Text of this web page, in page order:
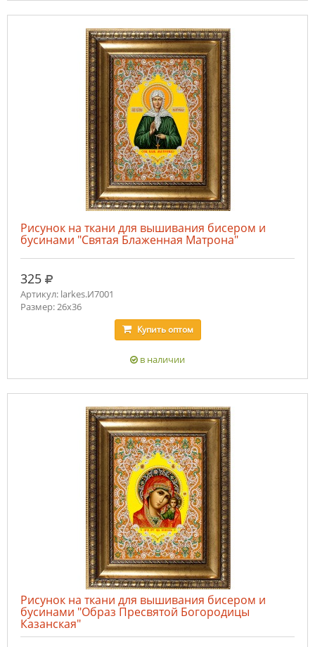
Рисунок на ткани для вышивания бисером и
бусинами "Святая Блаженная Матрона"
325 руб.
Артикул: larkes.И7001
Размер: 26х36
Купитьоптом
в наличии
Рисунок на ткани для вышивания бисером и
бусинами "Образ Пресвятой Богородицы
Казанская"